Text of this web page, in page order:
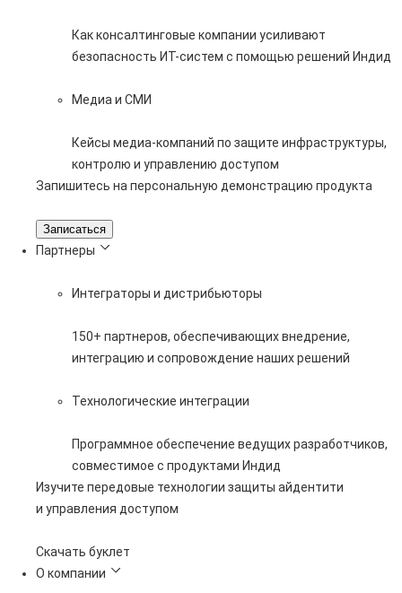
Как консалтинговые компании усиливают
безопасность ИТ-систем с помощью решений Индид
Медиа и СМИ
Кейсы медиа-компаний по защите инфраструктуры,
контролю и управлению доступом
Запишитесь на персональную демонстрацию продукта
Записаться
Партнеры
Интеграторы и дистрибьюторы
150+ партнеров, обеспечивающих внедрение,
интеграцию и сопровождение наших решений
Технологические интеграции
Программное обеспечение ведущих разработчиков,
совместимое с продуктами Индид
Изучите передовые технологии защиты айдентити
и управления доступом
Скачать буклет
О компании